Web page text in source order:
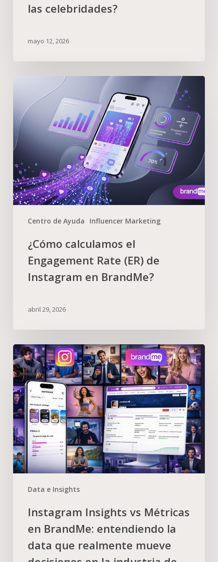
las celebridades?
mayo 12, 2026
Centro de Ayuda Influencer Marketing
¿Cómo calculamos el
Engagement Rate (ER) de
Instagram en BrandMe?
abril 29, 2026
Data e Insights
Instagram Insights vs Métricas
en BrandMe: entendiendo la
data que realmente mueve